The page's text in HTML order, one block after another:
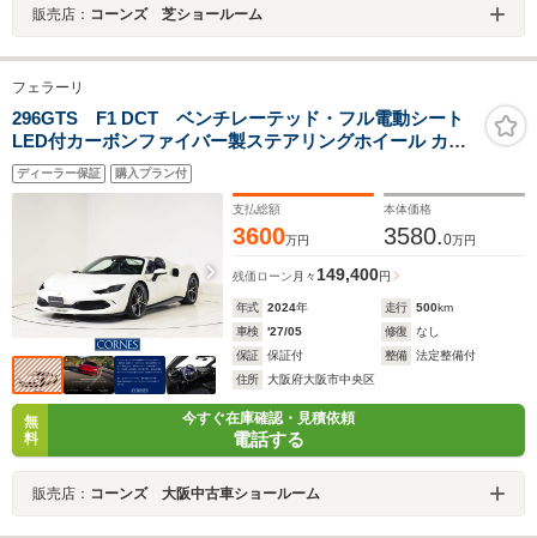
販売店： コーンズ 芝ショールーム
フェラーリ
296GTS F1 DCT ベンチレーテッド・フル電動シート
LED付カーボンファイバー製ステアリングホイール カー
ボンファイバー製ダッシュボード 20inch ダイヤモンドカ
ット・鍛造ホイール
ディーラー保証 購入プラン付
支払総額
3600万円
本体価格
3580.0万円
残価ローン 月々149,400円
年式 2024年 走行 500km
車検
'27/05 修復
なし
保証
保証付 整備
法定整備付
住所
大阪府大阪市中央区
無
料
今すぐ在庫確認・見積依頼
電話する
販売店： コーンズ 大阪中古車ショールーム